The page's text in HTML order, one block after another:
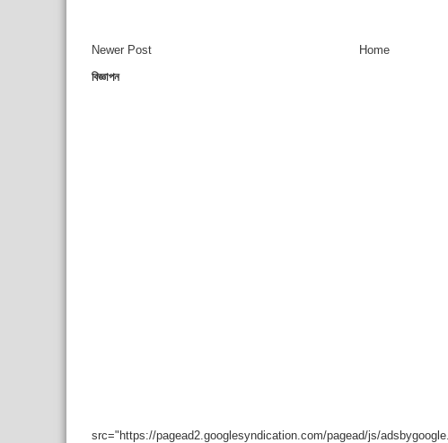
Newer Post
Home
বিজ্ঞাপন
src="https://pagead2.googlesyndication.com/pagead/js/